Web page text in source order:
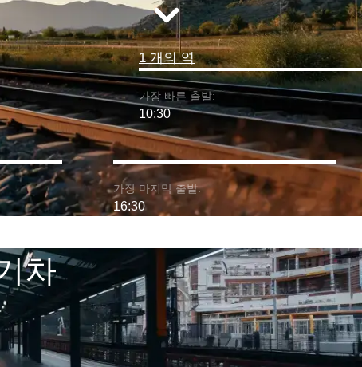
1 개의 역
가장 빠른 출발:
10:30
가장 마지막 출발:
16:30
차